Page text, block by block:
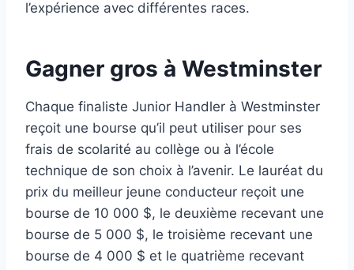
l’expérience avec différentes races.
Gagner gros à Westminster
Chaque finaliste Junior Handler à Westminster
reçoit une bourse qu’il peut utiliser pour ses
frais de scolarité au collège ou à l’école
technique de son choix à l’avenir. Le lauréat du
prix du meilleur jeune conducteur reçoit une
bourse de 10 000 $, le deuxième recevant une
bourse de 5 000 $, le troisième recevant une
bourse de 4 000 $ et le quatrième recevant